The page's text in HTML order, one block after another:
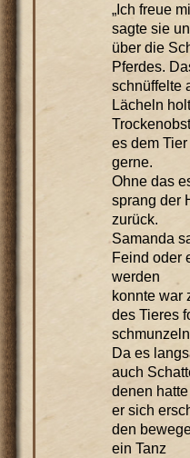
„Ich freue
sagte sie
über die
Pferdes.
schnüffelte
Lächeln
es dem
gerne.
Ohne das
sprang der
zurück.
Samanda
Feind oder
werden
konnte war
des Tieres
Da es
auch
denen hatte
er sich
den
ein Tanz